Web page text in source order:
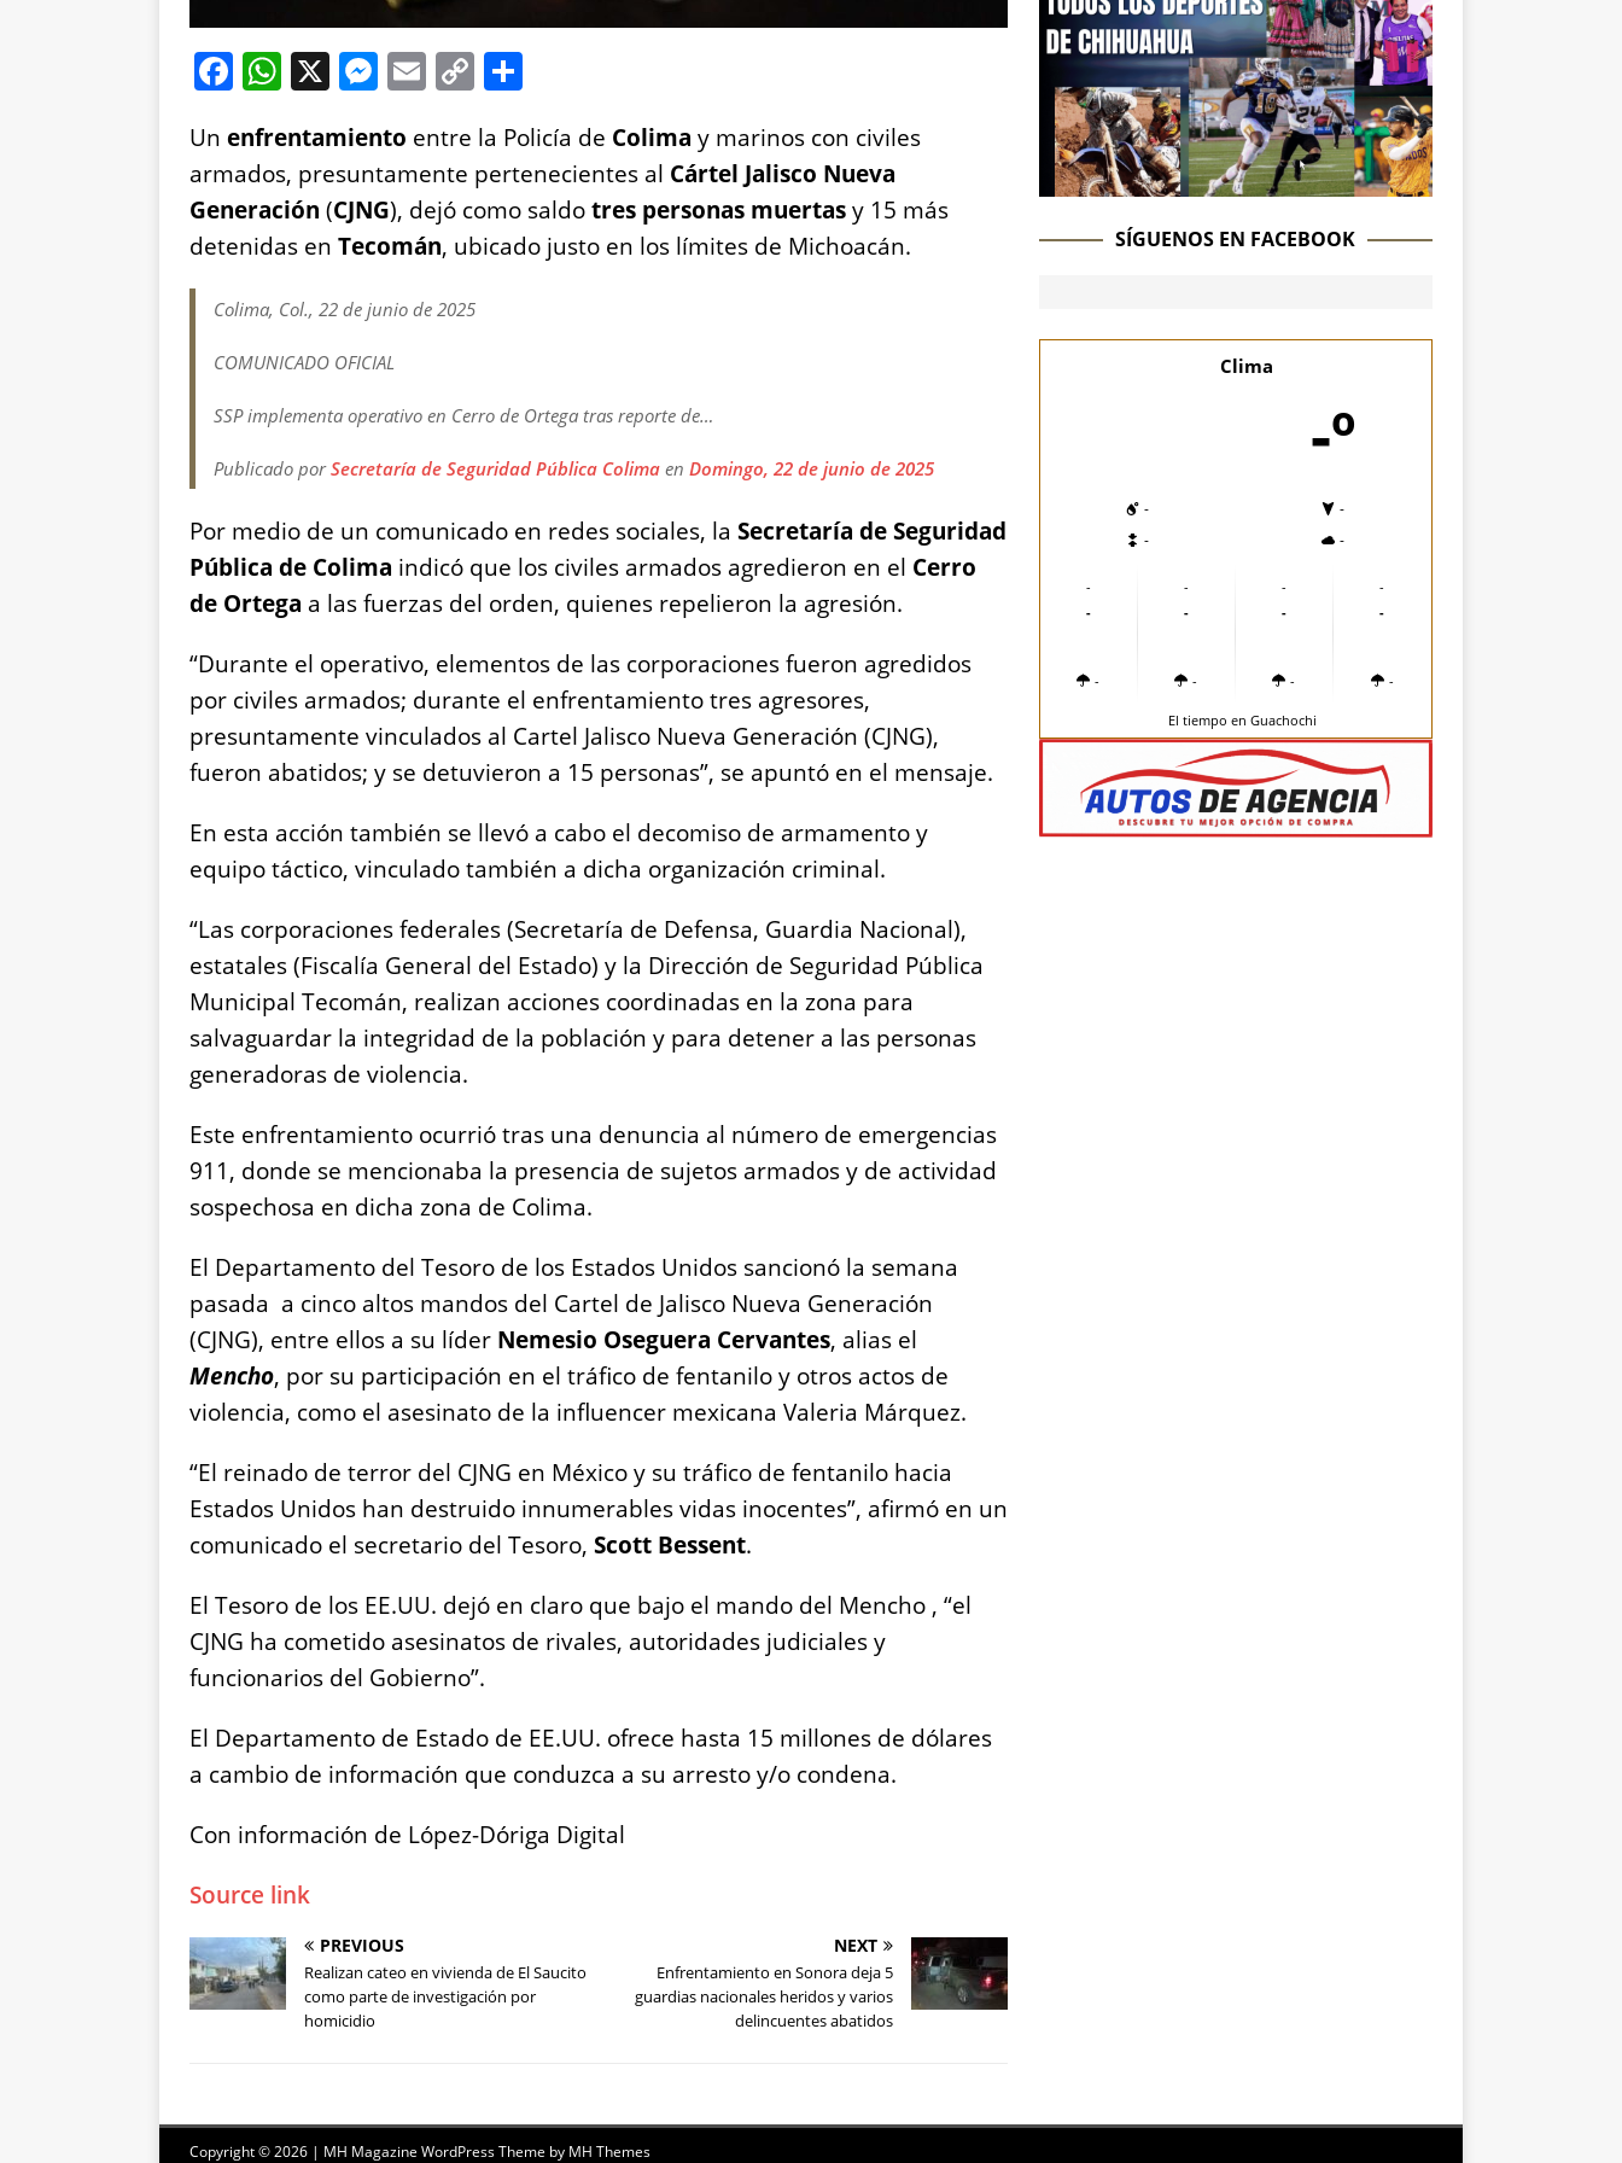
F
c
e
b
o
o
W
at
s
A
p
p
X M
ss
e
n
g
er
E
ai
l
C
p
y
Li
n
k
a
re
Un enfrentamiento entre la Policía de Colima y marinos con civiles
armados, presuntamente pertenecientes al Cártel Jalisco Nueva
Generación (CJNG), dejó como saldotres personas muertasy 15 más
detenidas en Tecomán, ubicado justo en los límites de Michoacán.
Colima, Col., 22 de junio de 2025
COMUNICADO OFICIAL
SSP implementa operativo en Cerro de Ortega tras reporte de…
Publicado porSecretaría de Seguridad Pública Colima en Domingo, 22 de junio de 2025
Por medio de un comunicado en redes sociales, la Secretaría de Seguridad
Pública de Colima indicó que los civiles armados agredieron en el Cerro
de Ortega a las fuerzas del orden, quienes repelieron la agresión.
“Durante el operativo, elementos de las corporaciones fueron agredidos
por civiles armados; durante el enfrentamiento tres agresores,
presuntamente vinculados al Cartel Jalisco Nueva Generación (CJNG),
fueron abatidos; y se detuvieron a 15 personas”, se apuntó en el mensaje.
En esta acción también se llevó a cabo el decomiso de armamento y
equipo táctico, vinculado también a dicha organización criminal.
“Las corporaciones federales (Secretaría de Defensa, Guardia Nacional),
estatales (Fiscalía General del Estado) y la Dirección de Seguridad Pública
Municipal Tecomán, realizan acciones coordinadas en la zona para
salvaguardar la integridad de la población y para detener a las personas
generadoras de violencia.
Este enfrentamiento ocurrió tras una denuncia al número de emergencias
911, donde se mencionaba la presencia de sujetos armados y de actividad
sospechosa en dicha zona de Colima.
El Departamento del Tesoro de los Estados Unidos sancionó la semana
pasada a cinco altos mandos del Cartel de Jalisco Nueva Generación
(CJNG), entre ellos a su líder Nemesio Oseguera Cervantes, alias el
Mencho, por su participación en el tráfico de fentanilo y otros actos de
violencia, como el asesinato de la influencer mexicana Valeria Márquez.
“El reinado de terror del CJNG en México y su tráfico de fentanilo hacia
Estados Unidos han destruido innumerables vidas inocentes”, afirmó en un
comunicado el secretario del Tesoro, Scott Bessent.
El Tesoro de los EE.UU. dejó en claro que bajo el mando del Mencho , “el
CJNG ha cometido asesinatos de rivales, autoridades judiciales y
funcionarios del Gobierno”.
El Departamento de Estado de EE.UU. ofrece hasta 15 millones de dólares
a cambio de información que conduzca a su arresto y/o condena.
Con información de López-Dóriga Digital
Source link
PREVIOUS
Realizan cateo en vivienda de El Saucito
como parte de investigación por
homicidio
NEXT
Enfrentamiento en Sonora deja 5
guardias nacionales heridos y varios
delincuentes abatidos
SÍGUENOS EN FACEBOOK
Clima
-º
-
-
-
-
-
-
-
-
-
-
-
-
-
-
-
-
El tiempo en Guachochi
Copyright © 2026 | MH Magazine WordPress Theme by MH Themes